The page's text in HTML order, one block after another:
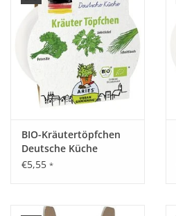
BIO-Kräutertöpfchen
Deutsche Küche
€5,55 *